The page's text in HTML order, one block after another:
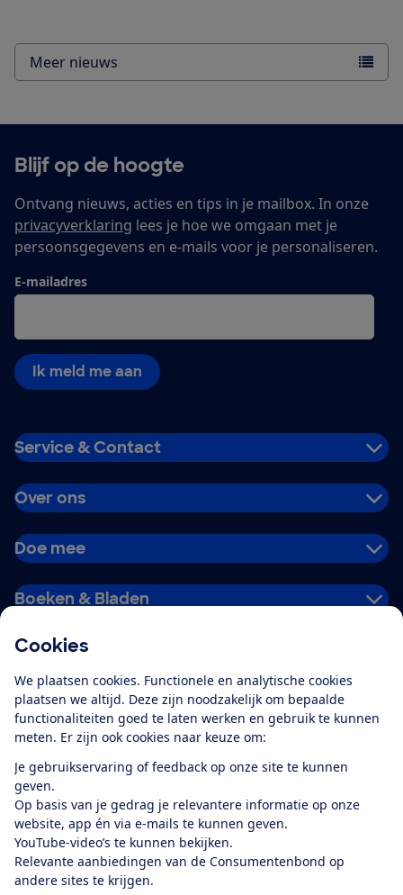
Cookies
We plaatsen cookies. Functionele en analytische cookies
plaatsen we altijd. Deze zijn noodzakelijk om bepaalde
functionaliteiten goed te laten werken en gebruik te kunnen
meten. Er zijn ook cookies naar keuze om:
Je gebruikservaring of feedback op onze site te kunnen
geven.
Op basis van je gedrag je relevantere informatie op onze
website, app én via e-mails te kunnen geven.
YouTube-video’s te kunnen bekijken.
Relevante aanbiedingen van de Consumentenbond op
andere sites te krijgen.
Meer nieuws
Blijf op de hoogte
Ontvang nieuws, acties en tips in je mailbox. In onze
privacyverklaring lees je hoe we omgaan met je
persoonsgegevens en e-mails voor je personaliseren.
E-mailadres
Ik meld me aan
Service & Contact
Over ons
Doe mee
Boeken & Bladen
Alles over de
app
Algemene Voorwaarden
Privacyverklaring
Cookiebeleid
Privacyvoorkeuren
Toegankelijkheid